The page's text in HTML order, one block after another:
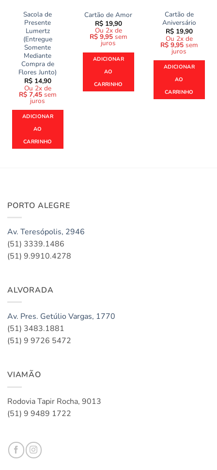
Sacola de
Presente
Lumertz
(Entregue
Somente
Mediante
Compra de
Flores Junto)
R$14,90
Ou 2x de
R$7,45 sem
juros
ADICIONAR
AO
CARRINHO
Cartão de Amor
R$19,90
Ou 2x de
R$9,95 sem
juros
ADICIONAR
AO
CARRINHO
Cartão de
Aniversário
R$19,90
Ou 2x de
R$9,95 sem
juros
ADICIONAR
AO
CARRINHO
PORTO ALEGRE
Av. Teresópolis, 2946
(51) 3339.1486
(51) 9.9910.4278
ALVORADA
Av. Pres. Getúlio Vargas, 1770
(51) 3483.1881
(51) 9 9726 5472
VIAMÃO
Rodovia Tapir Rocha, 9013
(51) 9 9489 1722